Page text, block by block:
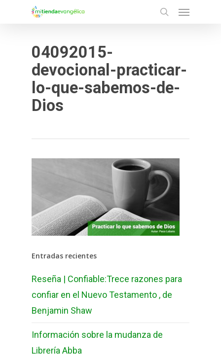
04092015-
devocional-practicar-
lo-que-sabemos-de-
Dios
Entradas recientes
Reseña | Confiable:Trece razones para
confiar en el Nuevo Testamento , de
Benjamin Shaw
Información sobre la mudanza de
Librería Abba